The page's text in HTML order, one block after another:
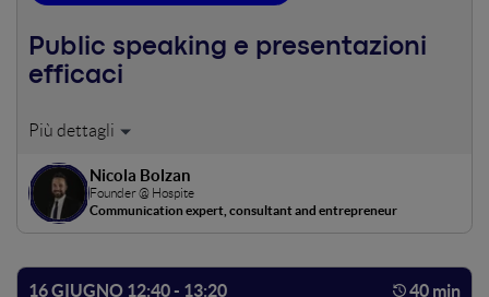
Public speaking e presentazioni
efficaci
Organizzare speech di successo grazie a parole, emozioni
Nicola Bolzan
Founder @ Hospite
Communication expert, consultant and entrepreneur
16 GIUGNO 12:40 - 13:20 40 min